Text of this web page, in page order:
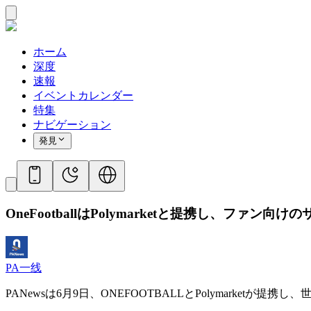
ホーム
深度
速報
イベントカレンダー
特集
ナビゲーション
発見
OneFootballはPolymarketと提携し、ファン向けの
PA一线
PANewsは6月9日、ONEFOOTBALLとPolymarketが提携し